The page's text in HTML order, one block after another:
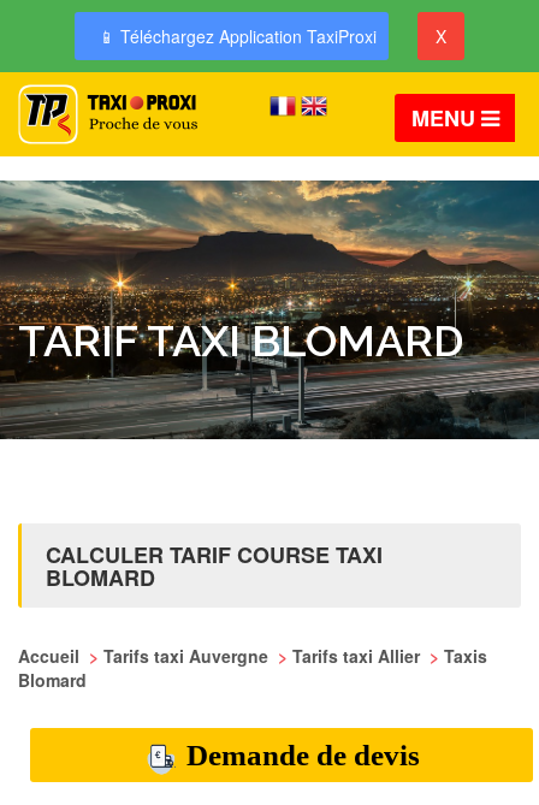
📱 Téléchargez Application TaxiProxi X
MENU
TARIF TAXI BLOMARD
CALCULER TARIF COURSE TAXI
BLOMARD
Accueil > Tarifs taxi Auvergne > Tarifs taxi Allier > Taxis
Blomard
Demande de devis